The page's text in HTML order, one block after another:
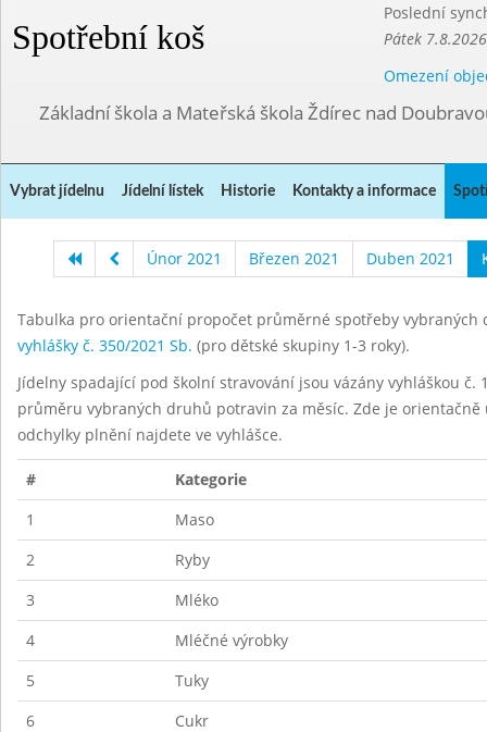
Spotřební koš
Poslední
Pátek
Omezení
Základní škola a Mateřská škola Ždírec nad
Vybrat jídelnu Jídelní lístek Historie Kontakty a informace
Únor 2021 Březen 2021 Duben 2021
Tabulka pro orientační propočet průměrné spotřeby
vyhlášky č. 350/2021 Sb. (pro dětské skupiny 1-3 roky).
Jídelny spadající pod školní stravování jsou vázány vyhláškou
průměru vybraných druhů potravin za měsíc. Zde je
odchylky plnění najdete ve vyhlášce.
#
Kategorie
1
Maso
2
Ryby
3
Mléko
4
Mléčné výrobky
5
Tuky
6
Cukr